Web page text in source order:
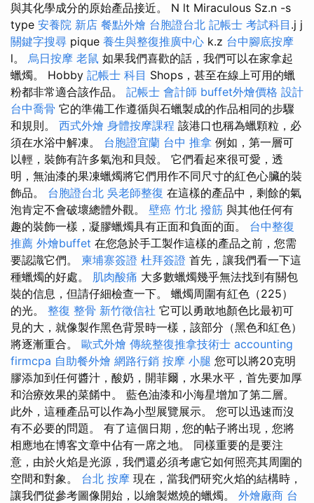
與其化學成分的原始產品接近。 N lt Miraculous Sz.n -s
type 安養院 新店 餐點外燴 台胞證台北 記帳士 考試科目 .j j
關鍵字搜尋 pique 養生與整復推廣中心 k.z 台中腳底按摩
l。 烏日按摩 老鼠 如果我們喜歡的話，我們可以在家拿起
蠟燭。 Hobby 記帳士 科目 Shops，甚至在線上可用的蠟
粉都非常適合該作品。 記帳士 會計師 buffet外燴價格 設計
台中喬骨 它的準備工作遵循與石蠟製成的作品相同的步驟
和規則。 西式外燴 身體按摩課程 該港口也稱為蠟顆粒，必
須在水浴中解凍。 台胞證宜蘭 台中 推拿 例如，第一層可
以輕，裝飾有許多氣泡和貝殼。 它們看起來很可愛，透
明，無油漆的果凍蠟燭將它們用作不同尺寸的紅色心臟的裝
飾品。 台胞證台北 吳老師整復 在這樣的產品中，剩餘的氣
泡肯定不會破壞總體外觀。 壁癌 竹北 撥筋 與其他任何有
趣的裝飾一樣，凝膠蠟燭具有正面和負面的面。 台中整復
推薦 外燴buffet 在您急於手工製作這樣的產品之前，您需
要認識它們。 柬埔寨簽證 杜拜簽證 首先，讓我們看一下這
種蠟燭的好處。 肌肉酸痛 大多數蠟燭幾乎無法找到有關包
裝的信息，但請仔細檢查一下。 蠟燭周圍有紅色（225）
的光。 整復 整骨 新竹徵信社 它可以勇敢地顏色比最初可
見的大，就像製作黑色背景時一樣，該部分（黑色和紅色）
將逐漸重合。 歐式外燴 傳統整復推拿技術士 accounting
firmcpa 自助餐外燴 網路行銷 按摩 小腿 您可以將20克明
膠添加到任何醬汁，酸奶，開菲爾，水果水平，首先要加厚
和治療效果的菜餚中。 藍色油漆和小海星增加了第二層。
此外，這種產品可以作為小型展覽展示。 您可以迅速而沒
有不必要的問題。 有了這個日期，您的帖子將出現，您將
相應地在博客文章中佔有一席之地。 同樣重要的是要注
意，由於火焰是光源，我們還必須考慮它如何照亮其周圍的
空間和對象。 台北 按摩 現在，當我們研究火焰的結構時，
讓我們從參考圖像開始，以繪製燃燒的蠟燭。 外燴廠商 台